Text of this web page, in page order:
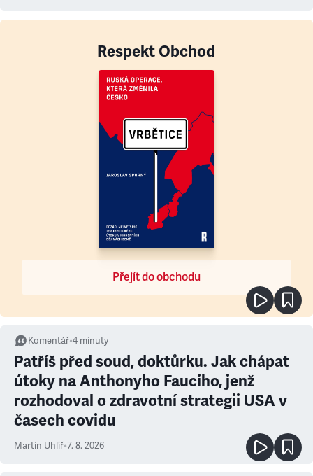
Respekt Obchod
Přejít do obchodu
Komentář•4 minuty
Patříš před soud, doktůrku. Jak chápat
útoky na Anthonyho Fauciho, jenž
rozhodoval o zdravotní strategii USA v
časech covidu
Martin Uhlíř•7. 8. 2026